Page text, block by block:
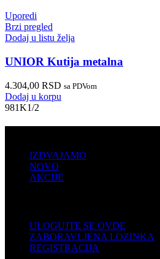
Uporedi
Brzi pregled
Dodaj u listu želja
UNIOR Kutija metalna
4.304,00 RSD sa PDVom
Dodaj u korpu
981K1/2
IZDVAJAMO
NOVO
AKCIJE
ULOGUJTE SE OVDE
ZABORAVLJENA LOZINKA
REGISTRACIJA